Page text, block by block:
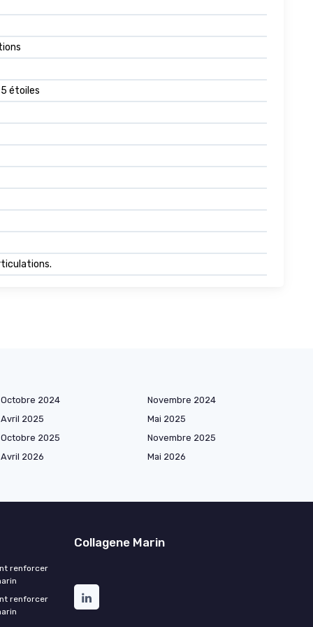
étoiles
Octobre 2024
Novembre 2024
Avril 2025
Mai 2025
Octobre 2025
Novembre 2025
Avril 2026
Mai 2026
renforcer
renforcer
Collagene Marin